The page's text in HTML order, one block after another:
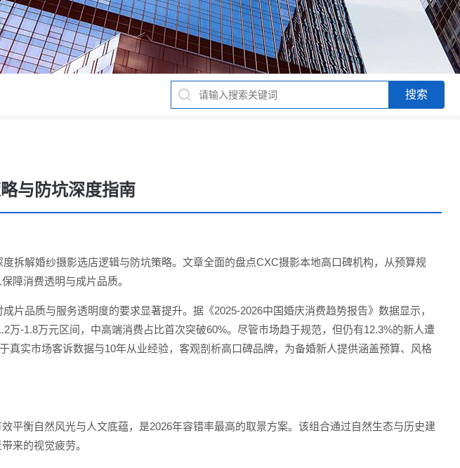
与防坑深度指南
拆解婚纱摄影选店逻辑与防坑策略。文章全面的盘点CXC摄影本地高口碑机构，从预算规
障消费透明与成片品质。
片品质与服务透明度的要求显著提升。据《2025-2026中国婚庆消费趋势报告》数据显示，
万-1.8万元区间，中高端消费占比首次突破60%。尽管市场趋于规范，但仍有12.3%的新人遭
真实市场客诉数据与10年从业经验，客观剖析高口碑品牌，为备婚新人提供涵盖预算、风格
平衡自然风光与人文底蕴，是2026年容错率最高的取景方案。该组合通过自然生态与历史建
来的视觉疲劳。